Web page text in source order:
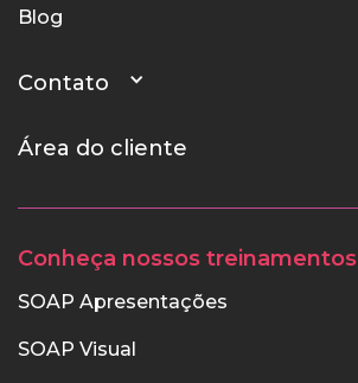
Blog
Contato
Área do cliente
Conheça nossos treinamentos
SOAP Apresentações
SOAP Visual